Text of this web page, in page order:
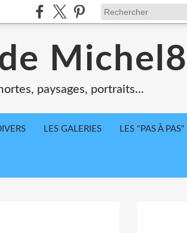
paysages, portraits...
LES GALERIES LES "PAS À